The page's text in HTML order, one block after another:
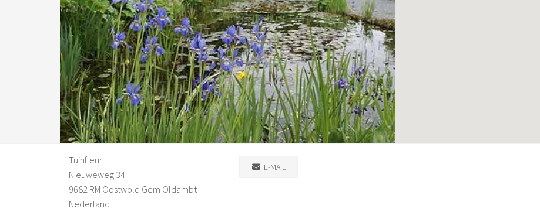
Tuinfleur
Nieuweweg 34
9682 RM Oostwold Gem Oldambt
Nederland
E-MAIL